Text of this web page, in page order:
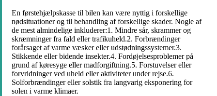
En førstehjælpskasse til bilen kan være nyttig i forskellige
nødsituationer og til behandling af forskellige skader. Nogle af
de mest almindelige inkluderer:1. Mindre sår, skrammer og
skræmninger fra fald eller trafikuheld.2. Forbrændinger
forårsaget af varme væsker eller udstødningssystemer.3.
Stikkende eller bidende insekter.4. Fordøjelsesproblemer på
grund af køresyge eller madforgiftning.5. Forstuvelser eller
forvridninger ved uheld eller aktiviteter under rejse.6.
Solforbrændinger eller solstik fra langvarig eksponering for
solen i varme klimaer.